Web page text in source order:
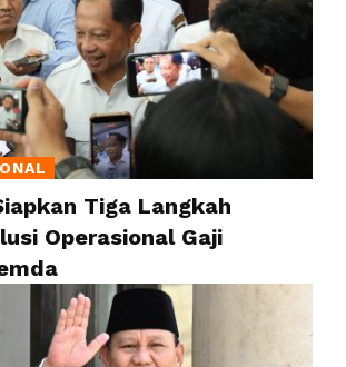
Tiga Langkah
Operasional Gaji